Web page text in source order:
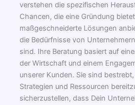
verstehen die spezifischen
Chancen, die eine Gründung
maßgeschneiderte Lösungen
die Bedürfnisse von
sind. Ihre Beratung basiert auf
der Wirtschaft und einem
unserer Kunden. Sie sind
Strategien und Ressourcen
sicherzustellen, dass Dein